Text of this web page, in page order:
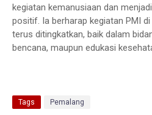
kegiatan kemanusiaan dan
positif. Ia berharap kegiatan PMI
terus ditingkatkan, baik dalam
bencana, maupun edukasi
Tags Pemalang